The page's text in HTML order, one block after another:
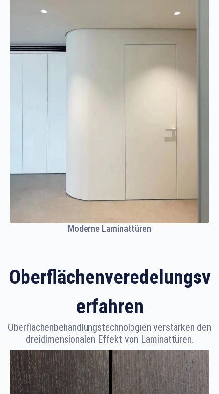
Moderne Laminattüren
Oberflächenveredelungsv
erfahren
Oberflächenbehandlungstechnologien verstärken den
dreidimensionalen Effekt von Laminattüren.